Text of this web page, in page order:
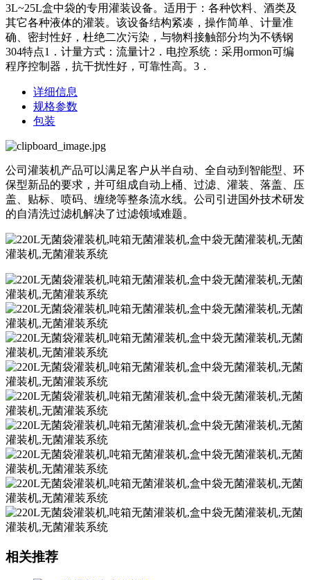
3L~25L盒中袋的专用灌装设备。适用于：各种饮料、酒类及
其它各种液体的灌装。该设备结构紧凑，操作简单、计量准
确、密封性好，杜绝二次污染，与物料接触部分均为不锈钢
304特点1．计量方式：流量计2．电控系统：采用ormon可编
程序控制器，抗干扰性好，可靠性高。3．
详细信息
规格参数
包装
公司灌装机产品可以满足客户从半自动、全自动到智能型、环
保型新品的要求，并可组成自动上桶、过滤、灌装、落盖、压
盖、贴标、喷码、缠绕等整条流水线。公司引进国外技术研发
的自清洗过滤机解决了过滤领域难题。
相关推荐